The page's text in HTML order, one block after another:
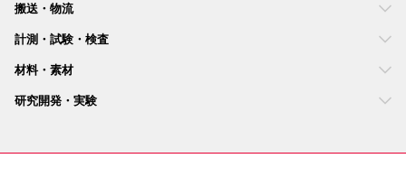
搬送・物流
計測・試験・検査
材料・素材
研究開発・実験